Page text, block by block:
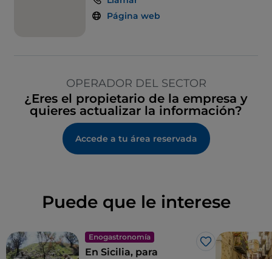
Página web
OPERADOR DEL SECTOR
¿Eres el propietario de la empresa y
quieres actualizar la información?
Accede a tu área reservada
Puede que le interese
Enogastronomía
Me gusta
En Sicilia, para